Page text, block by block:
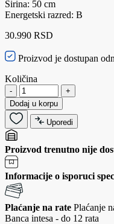
Širina: 50 cm
Energetski razred: B
30.990 RSD
Proizvod je dostupan
Količina
-
+
Dodaj u korpu
Uporedi
Proizvod trenutno nije
Informacije o isporuci
Plaćanje na rate Plaćanje
Banca intesa - do 12 rata